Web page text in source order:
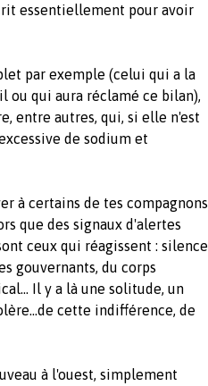
essentiellement pour avoir
par exemple (celui qui a la
ou qui aura réclamé ce bilan),
entre autres, qui, si elle n'est
de sodium et
à certains de tes compagnons
que des signaux d'alertes
ceux qui réagissent : silence
gouvernants, du corps
Il y a là une solitude, un
cette indifférence, de
à l'ouest, simplement